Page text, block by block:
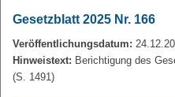
Gesetzblatt 2025 Nr. 166
Veröffentlichungsdatum:
Hinweistext: Berichtigung des
(S. 1491)